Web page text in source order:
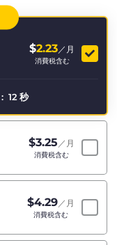
ゲ
シ
ョ
$2.23 ／月
消費税含む
: 10 秒
$3.25 ／月
消費税含む
$4.29 ／月
消費税含む